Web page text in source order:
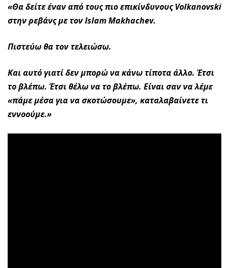
«Θα δείτε έναν από τους πιο επικίνδυνους Volkanovski
στην ρεβάνς με τον Islam Makhachev.
Πιστεύω θα τον τελειώσω.
Και αυτό γιατί δεν μπορώ να κάνω τίποτα άλλο. Έτσι
το βλέπω. Έτσι θέλω να το βλέπω. Είναι σαν να λέμε
«πάμε μέσα για να σκοτώσουμε», καταλαβαίνετε τι
εννοούμε.»